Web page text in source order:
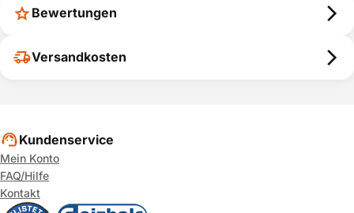
Bewertungen
Versandkosten
Kundenservice
Mein Konto
FAQ/Hilfe
Kontakt